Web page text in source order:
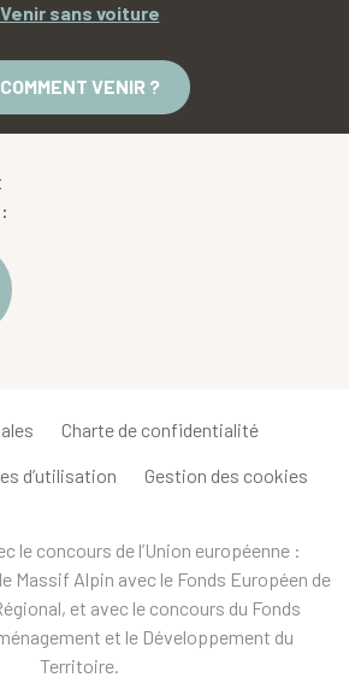
Venir sans voiture
COMMENT VENIR ?
Charte de confidentialité
d’utilisation Gestion des cookies
le concours de l’Union européenne :
le Massif Alpin avec le Fonds Européen de
et avec le concours du Fonds
et le Développement du
Territoire.